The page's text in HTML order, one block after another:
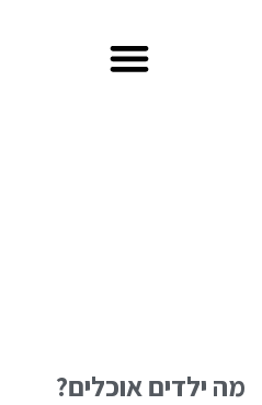
מה ילדים אוכלים?